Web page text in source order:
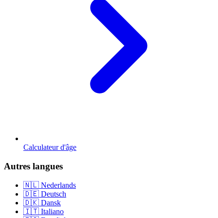
Calculateur d'âge
Autres langues
🇳🇱 Nederlands
🇩🇪 Deutsch
🇩🇰 Dansk
🇮🇹 Italiano